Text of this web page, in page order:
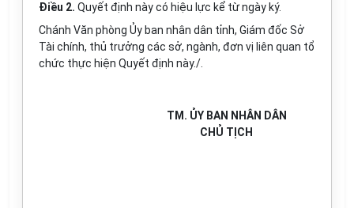
Điều 2. Quyết định này có hiệu lực kể từ ngày ký.
Chánh Văn phòng Ủy ban nhân dân tỉnh, Giám đốc Sở
Tài chính, thủ trưởng các sở, ngành, đơn vị liên quan tổ
chức thực hiện Quyết định này./.
TM. ỦY BAN NHÂN DÂN
CHỦ TỊCH